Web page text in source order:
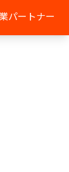
パートナー